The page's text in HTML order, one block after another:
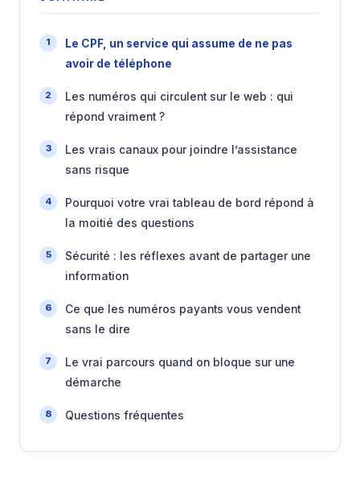
Le CPF, un service qui assume de ne pas
avoir de téléphone
Les numéros qui circulent sur le web : qui
répond vraiment ?
Les vrais canaux pour joindre l’assistance
sans risque
Pourquoi votre vrai tableau de bord répond à
la moitié des questions
Sécurité : les réflexes avant de partager une
information
Ce que les numéros payants vous vendent
sans le dire
Le vrai parcours quand on bloque sur une
démarche
Questions fréquentes